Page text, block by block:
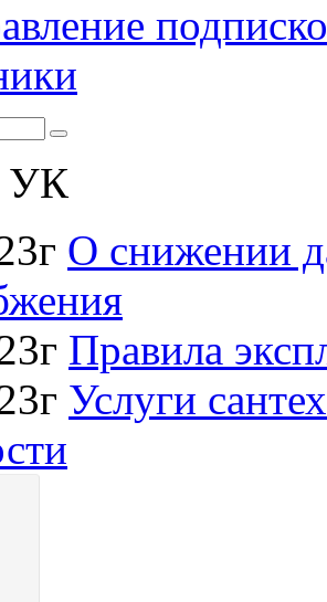
УК
О снижении
Правила
Услуги